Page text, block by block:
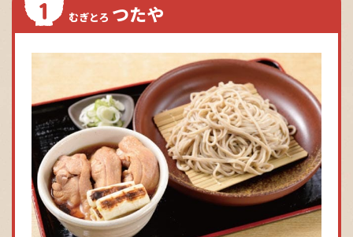
むぎとろ つたや